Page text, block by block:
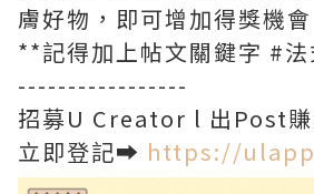
膚好物，即可增加得獎機會
**記得加上帖文關鍵字 #法
-----------------
招募U Creator l 出Post賺
立即登記➡️ https://